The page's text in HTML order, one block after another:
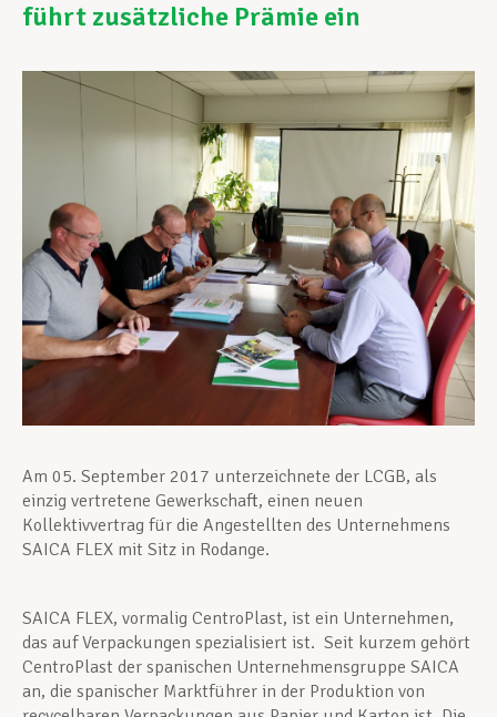
Unterstützung im Privatleben
Berufliche Weiterentwicklung
Mitglied werden
Aktuell
führt zusätzliche Prämie ein
Am 05. September 2017 unterzeichnete der LCGB, als
einzig vertretene Gewerkschaft, einen neuen
Kollektivvertrag für die Angestellten des Unternehmens
SAICA FLEX mit Sitz in Rodange.
SAICA FLEX, vormalig CentroPlast, ist ein Unternehmen,
das auf Verpackungen spezialisiert ist. Seit kurzem gehört
CentroPlast der spanischen Unternehmensgruppe SAICA
an, die spanischer Marktführer in der Produktion von